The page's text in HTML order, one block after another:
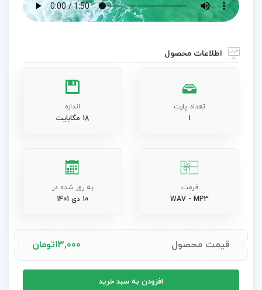
اطلاعات محصول
تعداد پارت
1
اندازه
18 مگابایت
فرمت
WAV - MP3
به روز شده در
10 دی 1401
قیمت محصول 13,000تومان
افزودن به سبد خرید